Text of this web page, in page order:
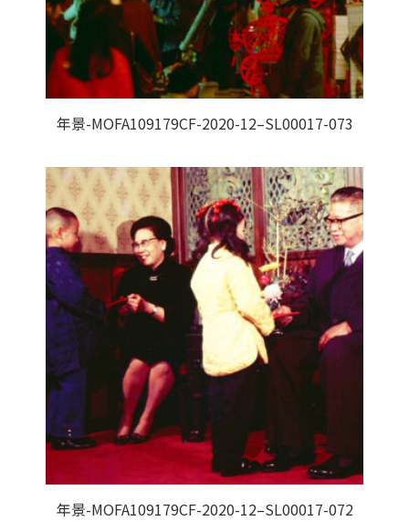
年景-MOFA109179CF-2020-12–SL00017-073
年景-MOFA109179CF-2020-12–SL00017-072